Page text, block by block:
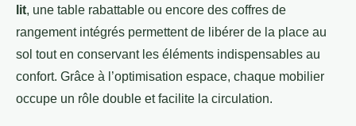
lit, une table rabattable ou encore des coffres de
rangement intégrés permettent de libérer de la place au
sol tout en conservant les éléments indispensables au
confort. Grâce à l’optimisation espace, chaque mobilier
occupe un rôle double et facilite la circulation.